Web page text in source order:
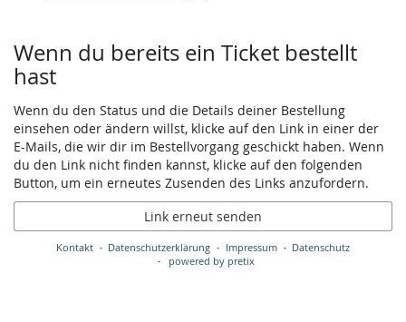
Wenn du bereits ein Ticket bestellt
hast
Wenn du den Status und die Details deiner Bestellung
einsehen oder ändern willst, klicke auf den Link in einer der
E-Mails, die wir dir im Bestellvorgang geschickt haben. Wenn
du den Link nicht finden kannst, klicke auf den folgenden
Button, um ein erneutes Zusenden des Links anzufordern.
Link erneut senden
Kontakt Datenschutzerklärung Impressum
Datenschutz
powered by pretix